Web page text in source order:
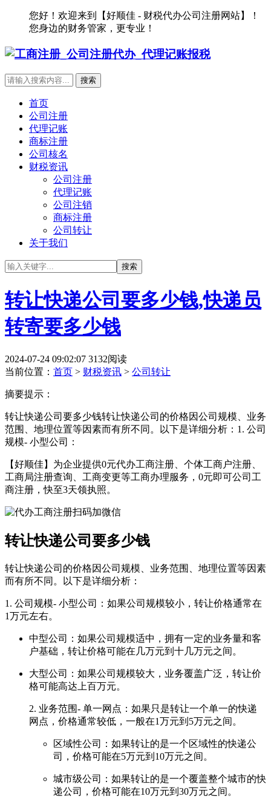
您好！欢迎来到【好顺佳 - 财税代办公司注册网站】！
您身边的财务管家，更专业！
首页
公司注册
代理记账
商标注册
公司核名
财税资讯
公司注册
代理记账
公司注销
商标注册
公司转让
关于我们
转让快递公司要多少钱,快递员
转寄要多少钱
2024-07-24 09:02:07 3132阅读
当前位置： 首页 > 财税资讯 > 公司转让
摘要提示：
转让快递公司要多少钱转让快递公司的价格因公司规模、业务
范围、地理位置等因素而有所不同。以下是详细分析：1. 公司
规模- 小型公司：
【好顺佳】为企业提供0元代办工商注册、个体工商户注册、
工商局注册查询、工商变更等工商办理服务，0元即可公司工
商注册，快至3天领执照。
转让快递公司要多少钱
转让快递公司的价格因公司规模、业务范围、地理位置等因素
而有所不同。以下是详细分析：
1. 公司规模- 小型公司：如果公司规模较小，转让价格通常在
1万元左右。
中型公司：如果公司规模适中，拥有一定的业务量和客
户基础，转让价格可能在几万元到十几万元之间。
大型公司：如果公司规模较大，业务覆盖广泛，转让价
格可能高达上百万元。
2. 业务范围- 单一网点：如果只是转让一个单一的快递
网点，价格通常较低，一般在1万元到5万元之间。
区域性公司：如果转让的是一个区域性的快递公
司，价格可能在5万元到10万元之间。
城市级公司：如果转让的是一个覆盖整个城市的快
递公司，价格可能在10万元到30万元之间。